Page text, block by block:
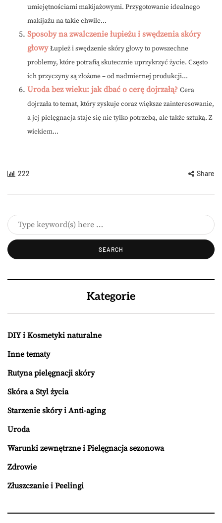
umiejętnościami makijażowymi. Przygotowanie idealnego
makijażu na takie chwile...
Sposoby na zwalczenie łupieżu i swędzenia skóry
głowy Łupież i swędzenie skóry głowy to powszechne
problemy, które potrafią skutecznie uprzykrzyć życie. Często
ich przyczyny są złożone – od nadmiernej produkcji...
Uroda bez wieku: jak dbać o cerę dojrzałą? Cera
dojrzała to temat, który zyskuje coraz większe zainteresowanie,
a jej pielęgnacja staje się nie tylko potrzebą, ale także sztuką. Z
wiekiem...
222 Share
Kategorie
DIY i Kosmetyki naturalne
Inne tematy
Rutyna pielęgnacji skóry
Skóra a Styl życia
Starzenie skóry i Anti-aging
Uroda
Warunki zewnętrzne i Pielęgnacja sezonowa
Zdrowie
Złuszczanie i Peelingi